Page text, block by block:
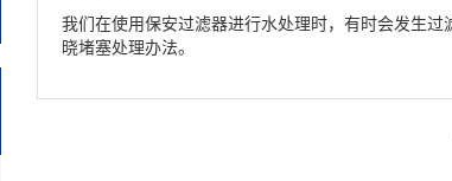
我们在使用保安过滤器进行水处理时，有时会发生
晓堵塞处理办法。